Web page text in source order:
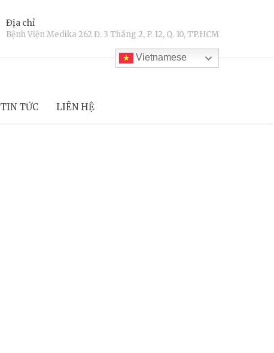
Địa chỉ
Bệnh Viện Medika 262 Đ. 3 Tháng 2, P. 12, Q. 10, TP.HCM
Vietnamese
TIN TỨC LIÊN HỆ